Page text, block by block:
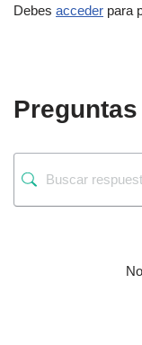
Debes acceder para